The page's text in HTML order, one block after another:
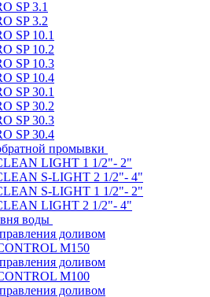
SP 3.1
SP 3.2
SP 10.1
SP 10.2
SP 10.3
SP 10.4
SP 30.1
SP 30.2
SP 30.3
SP 30.4
промывки
LIGHT 1 1/2"- 2"
S-LIGHT 2 1/2"- 4"
S-LIGHT 1 1/2"- 2"
LIGHT 2 1/2"- 4"
воды
доливом
M150
доливом
M100
доливом